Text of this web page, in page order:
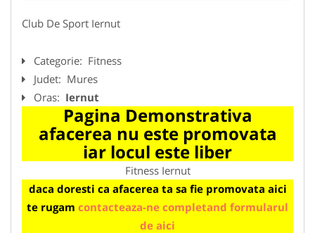
Club De Sport Iernut
Categorie: Fitness
Judet: Mures
Oras: Iernut
Pagina Demonstrativa
afacerea nu este promovata
iar locul este liber
Fitness Iernut
daca doresti ca afacerea ta sa fie promovata aici
te rugam contacteaza-ne completand formularul
de aici